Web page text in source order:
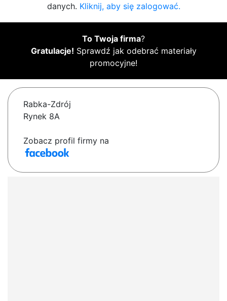
danych. Kliknij, aby się zalogować.
To Twoja firma?
Gratulacje! Sprawdź jak odebrać materiały
promocyjne!
Rabka-Zdrój
Rynek 8A
Zobacz profil firmy na